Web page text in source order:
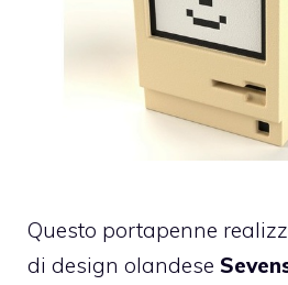
Questo portapenne
di design olandese